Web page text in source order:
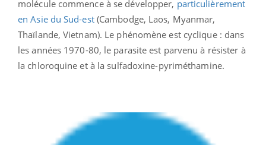
molécule commence à se développer, particulièrement
en Asie du Sud-est(Cambodge, Laos, Myanmar,
Thaïlande, Vietnam). Le phénomène est cyclique : dans
les années 1970-80, le parasite est parvenu à résister à
la chloroquine et à la sulfadoxine-pyriméthamine.